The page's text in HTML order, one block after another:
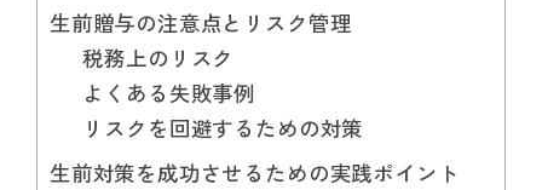
生前贈与の注意点とリスク管理
税務上のリスク
よくある失敗事例
リスクを回避するための対策
生前対策を成功させるための実践ポイント